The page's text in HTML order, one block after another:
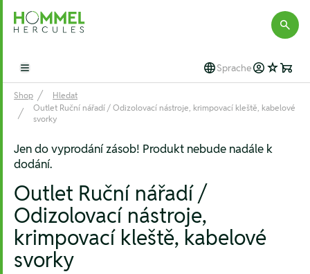
Hommel Hercules
Open main menu Sprache
Shop
Hledat
Outlet Ruční nářadí / Odizolovací nástroje, krimpovací kleště, kabelové
svorky
Jen do vyprodání zásob! Produkt nebude nadále k
dodání.
Outlet Ruční nářadí /
Odizolovací nástroje,
krimpovací kleště, kabelové
svorky